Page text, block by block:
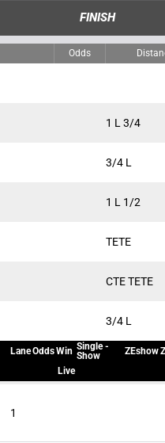
FINISH
Odds
1 L 3/4
3/4 L
1 L 1/2
TETE
CTE TETE
3/4 L
LaneOddsWin Single -
Show
ZEshow
Live
1